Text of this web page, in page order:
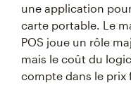
une application
carte portable. Le
POS joue un rôle
mais le coût du
compte dans le prix